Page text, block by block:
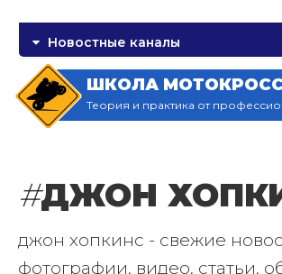
Новостные каналы
ШКОЛА
Теория и практика от
#ДЖОН
джон хопкинс - свежие
фотографии, видео, статьи,